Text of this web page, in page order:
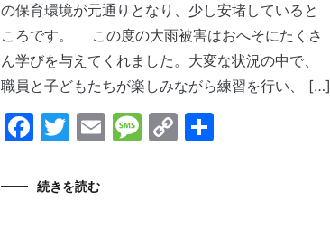
の保育環境が元通りとなり、少し安堵していると
ころです。 この度の大雨被害はおへそにたくさ
ん学びを与えてくれました。大変な状況の中で、
職員と子どもたちが楽しみながら練習を行い、 […]
Facebook
Twitter
EmailMessage
Copy
続きを読む